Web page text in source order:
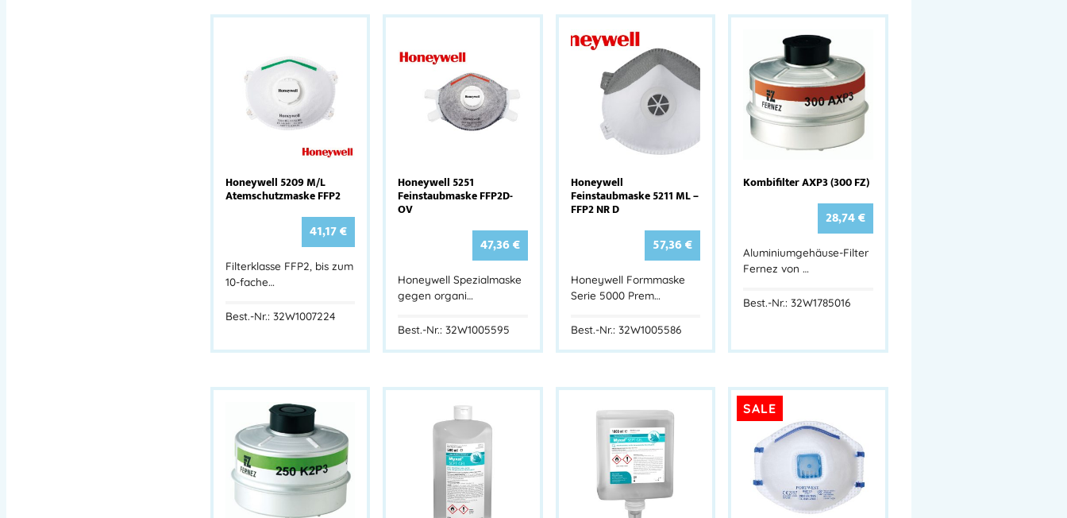
Honeywell 5209 M/L
Atemschutzmaske FFP2
41,17€
Filterklasse FFP2, bis zum
10-fache…
Best.-Nr.: 32W1007224
Honeywell 5251
Feinstaubmaske FFP2D-
OV
47,36€
Honeywell Spezialmaske
gegen organi…
Best.-Nr.: 32W1005595
Honeywell
Feinstaubmaske 5211 ML –
FFP2 NR D
57,36€
Honeywell Formmaske
Serie 5000 Prem…
Best.-Nr.: 32W1005586
Kombifilter AXP3 (300 FZ)
28,74€
Aluminiumgehäuse-Filter
Fernez von …
Best.-Nr.: 32W1785016
SALE